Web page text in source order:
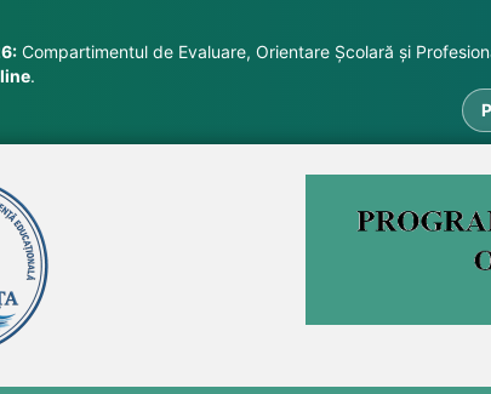
Compartimentul de Evaluare, Orientare Școlară și
.